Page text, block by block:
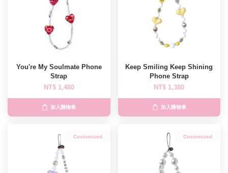
You're My Soulmate Phone
Strap
NT$ 1,480
加入購物車
Keep Smiling Keep Shining
Phone Strap
NT$ 1,380
加入購物車
Customized Customized